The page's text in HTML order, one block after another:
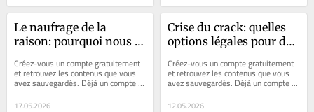
Le naufrage de la
raison: pourquoi nous
populiste de l’UDC
Créez-vous un compte gratuitement
et retrouvez les contenus que vous
avez sauvegardés. Déjà un compte ?
Se connecter Faites plaisir à vos...
17.05.2026
Crise du crack: quelles
options légales pour des
Créez-vous un compte gratuitement
et retrouvez les contenus que vous
avez sauvegardés. Déjà un compte ?
Se connecter Faites plaisir à vos...
12.05.2026